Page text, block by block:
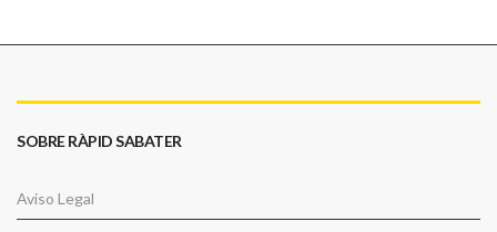
SOBRE RÀPID SABATER
Aviso Legal